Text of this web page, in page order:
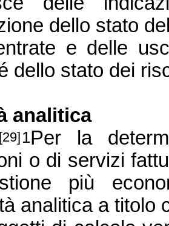
dello stato
e delle
dello stato dei
analitica
[29] 1Per la
o di servizi
più
analitica a titolo